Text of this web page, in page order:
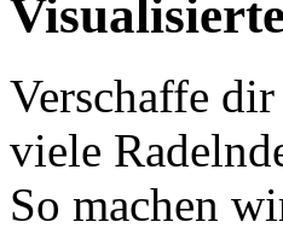
Verschaffe
viele
So machen